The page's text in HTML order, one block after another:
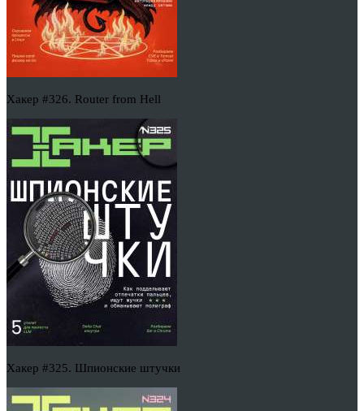
Хакер #326. Router from Hell
Хакер #325. Шпионские штучки